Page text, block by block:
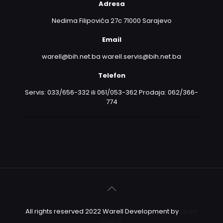
Adresa
Nedima Filipovića 27c 71000 Sarajevo
Email
warell@bih.net.ba warell.servis@bih.net.ba
Telefon
Servis: 033/656-332 ili 061/053-362 Prodaja: 062/366-
774
All rights reserved 2022 Warell Development by